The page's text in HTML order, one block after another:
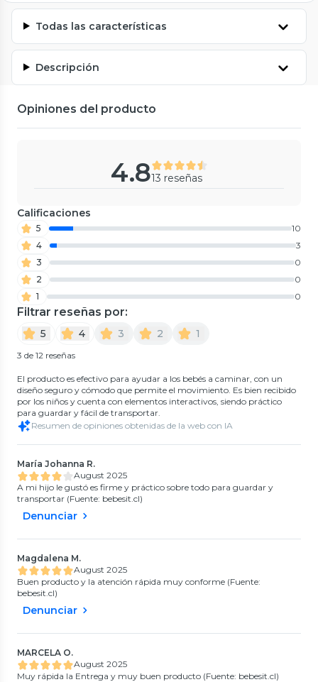
Todas las características
Descripción
Opiniones del producto
4.813 reseñas
Calificaciones
5
10
4
3
3
0
2
0
1
0
Filtrar reseñas por:
5 4 3 2 1
3 de 12 reseñas
El producto es efectivo para ayudar a los bebés a caminar, con un
diseño seguro y cómodo que permite el movimiento. Es bien recibido
por los niños y cuenta con elementos interactivos, siendo práctico
para guardar y fácil de transportar.
Resumen de opiniones obtenidas de la web con IA
María Johanna R.
August 2025
A mi hijo le gustó es firme y práctico sobre todo para guardar y
transportar (Fuente: bebesit.cl)
Denunciar
Magdalena M.
August 2025
Buen producto y la atención rápida muy conforme (Fuente:
bebesit.cl)
Denunciar
MARCELA O.
August 2025
Muy rápida la Entrega y muy buen producto (Fuente: bebesit.cl)